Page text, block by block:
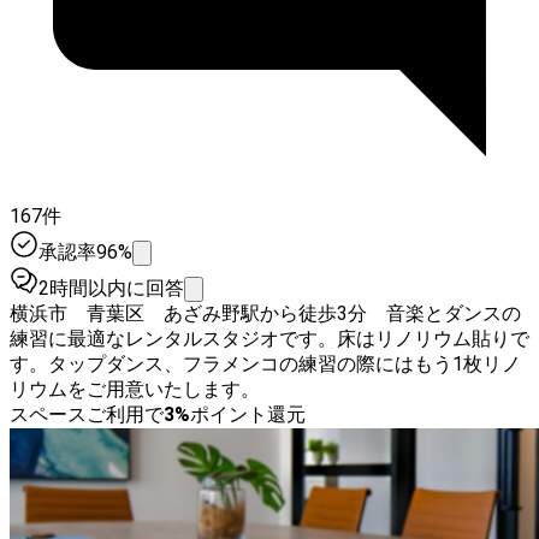
167件
承認率96%
2時間以内に回答
横浜市 青葉区 あざみ野駅から徒歩3分 音楽とダンスの
練習に最適なレンタルスタジオです。床はリノリウム貼りで
す。タップダンス、フラメンコの練習の際にはもう1枚リノ
リウムをご用意いたします。
スペースご利用で3%ポイント還元